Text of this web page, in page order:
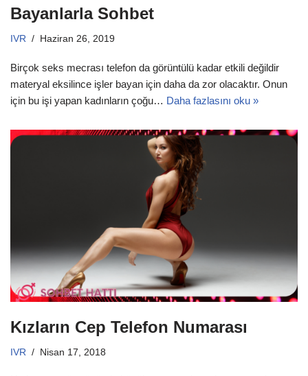
Bayanlarla Sohbet
IVR Haziran 26, 2019
Birçok seks mecrası telefon da görüntülü kadar etkili değildir
materyal eksilince işler bayan için daha da zor olacaktır. Onun
için bu işi yapan kadınların çoğu… Daha fazlasını oku »
Kızların Cep Telefon Numarası
IVR Nisan 17, 2018